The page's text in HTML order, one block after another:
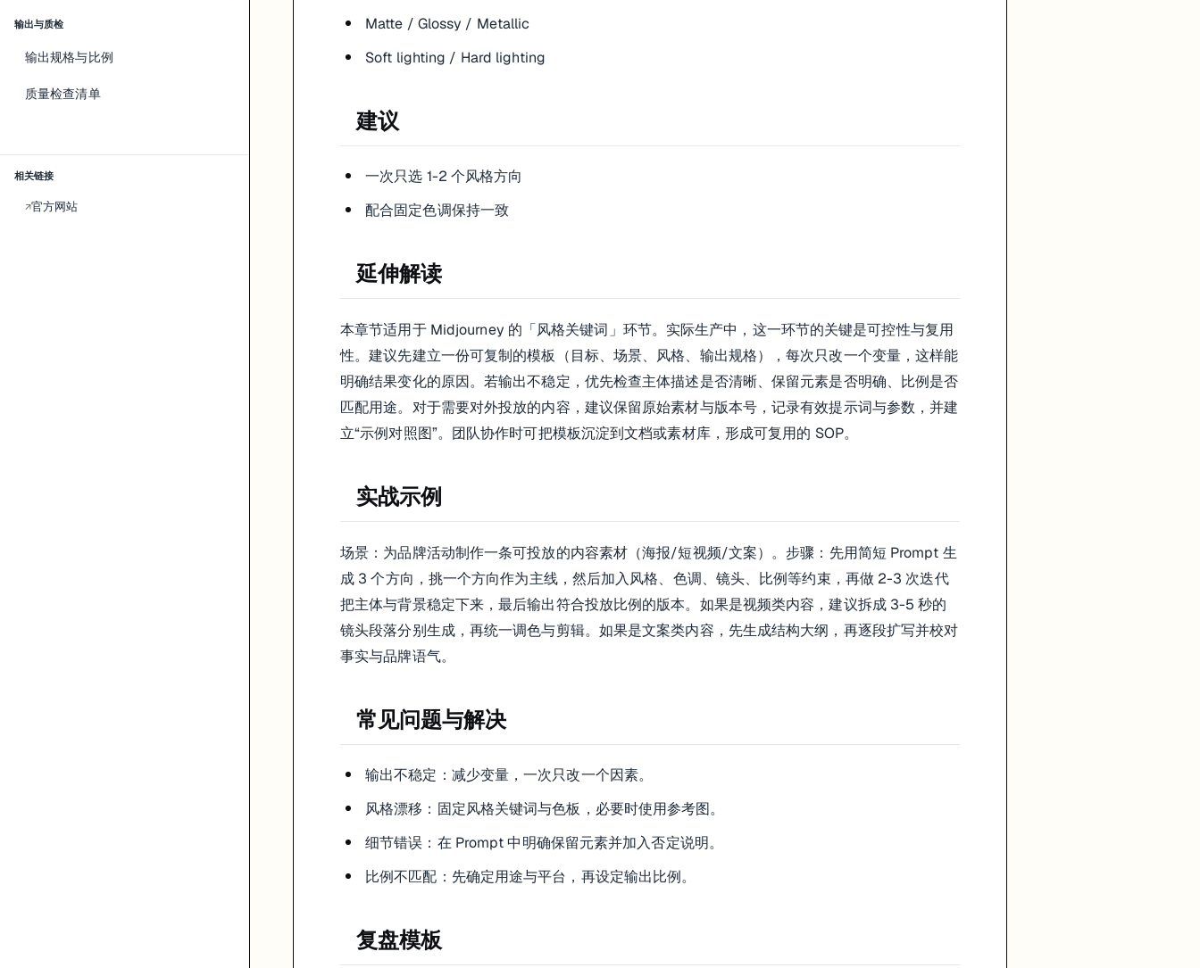
下一次优化点：
输出与质检
输出规格与比例
质量检查清单
相关链接
↗官方网站
Matte / Glossy / Metallic
Soft lighting / Hard lighting
建议
一次只选 1-2 个风格方向
配合固定色调保持一致
延伸解读
本章节适用于 Midjourney 的「风格关键词」环节。实际生产中，这一环节的关键是可控性与复用
性。建议先建立一份可复制的模板（目标、场景、风格、输出规格），每次只改一个变量，这样能
明确结果变化的原因。若输出不稳定，优先检查主体描述是否清晰、保留元素是否明确、比例是否
匹配用途。对于需要对外投放的内容，建议保留原始素材与版本号，记录有效提示词与参数，并建
立“示例对照图”。团队协作时可把模板沉淀到文档或素材库，形成可复用的 SOP。
实战示例
场景：为品牌活动制作一条可投放的内容素材（海报/短视频/文案）。步骤：先用简短 Prompt 生
成 3 个方向，挑一个方向作为主线，然后加入风格、色调、镜头、比例等约束，再做 2-3 次迭代
把主体与背景稳定下来，最后输出符合投放比例的版本。如果是视频类内容，建议拆成 3-5 秒的
镜头段落分别生成，再统一调色与剪辑。如果是文案类内容，先生成结构大纲，再逐段扩写并校对
事实与品牌语气。
常见问题与解决
输出不稳定：减少变量，一次只改一个因素。
风格漂移：固定风格关键词与色板，必要时使用参考图。
细节错误：在 Prompt 中明确保留元素并加入否定说明。
比例不匹配：先确定用途与平台，再设定输出比例。
复盘模板